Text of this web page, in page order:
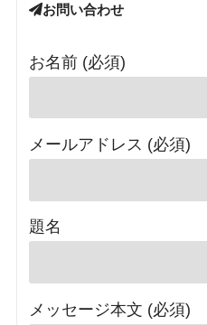
お問い合わせ
お名前 (必須)
メールアドレス (必須)
題名
メッセージ本文 (必須)